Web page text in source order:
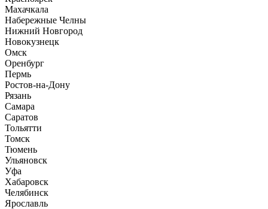
Махачкала
Набережные Челны
Нижний Новгород
Новокузнецк
Омск
Оренбург
Пермь
Ростов-на-Дону
Рязань
Самара
Саратов
Тольятти
Томск
Тюмень
Ульяновск
Уфа
Хабаровск
Челябинск
Ярославль